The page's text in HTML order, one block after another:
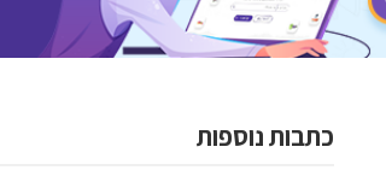
כתבות נוספות